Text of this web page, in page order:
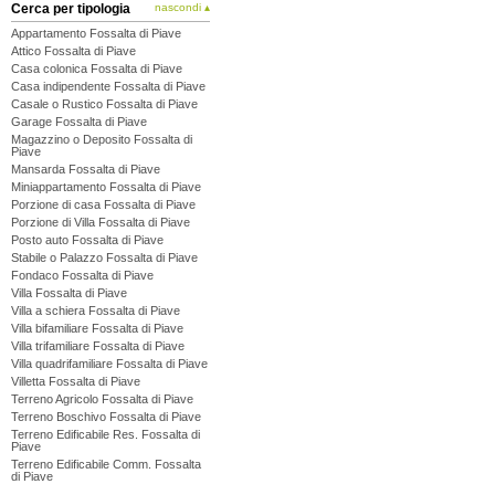
Cerca per tipologia nascondi ▴
Appartamento Fossalta di Piave
Attico Fossalta di Piave
Casa colonica Fossalta di Piave
Casa indipendente Fossalta di Piave
Casale o Rustico Fossalta di Piave
Garage Fossalta di Piave
Magazzino o Deposito Fossalta di
Piave
Mansarda Fossalta di Piave
Miniappartamento Fossalta di Piave
Porzione di casa Fossalta di Piave
Porzione di Villa Fossalta di Piave
Posto auto Fossalta di Piave
Stabile o Palazzo Fossalta di Piave
Fondaco Fossalta di Piave
Villa Fossalta di Piave
Villa a schiera Fossalta di Piave
Villa bifamiliare Fossalta di Piave
Villa trifamiliare Fossalta di Piave
Villa quadrifamiliare Fossalta di Piave
Villetta Fossalta di Piave
Terreno Agricolo Fossalta di Piave
Terreno Boschivo Fossalta di Piave
Terreno Edificabile Res. Fossalta di
Piave
Terreno Edificabile Comm. Fossalta
di Piave